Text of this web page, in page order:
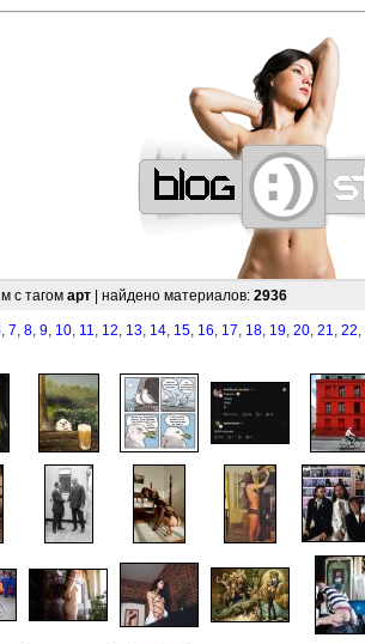
———————————————————
с тагом арт | найдено материалов: 2936
, 7, 8, 9, 10, 11, 12, 13, 14, 15, 16, 17, 18, 19, 20, 21, 22,